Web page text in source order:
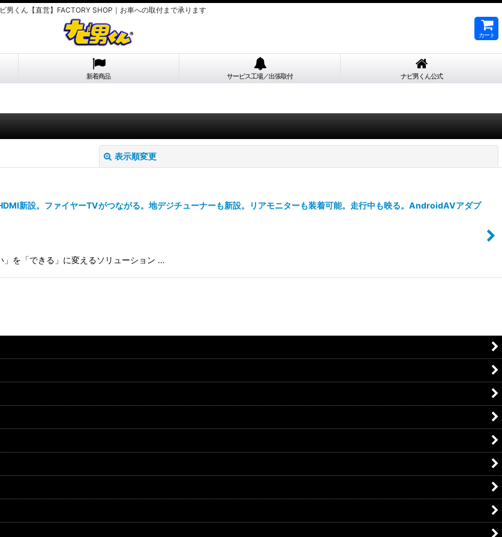
男くん【直営】FACTORY SHOP｜お車への取付まで承ります
カート
新着商品 サービス工場／出張取付 ナビ男くん公式
表示順変更
絞り込む
新設。ファイヤーTVがつながる。地デジチューナーも新設。リアモニターも装着可能。走行中も映る。AndroidAVアダプ
」を「できる」に変えるソリューション …